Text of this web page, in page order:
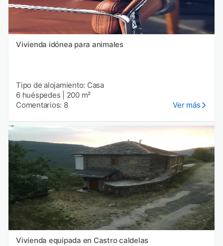
Vivienda idónea para animales
Tipo de alojamiento: Casa
6 huéspedes
200 m²
Comentarios: 8
Ver más
Vivienda equipada en Castro caldelas